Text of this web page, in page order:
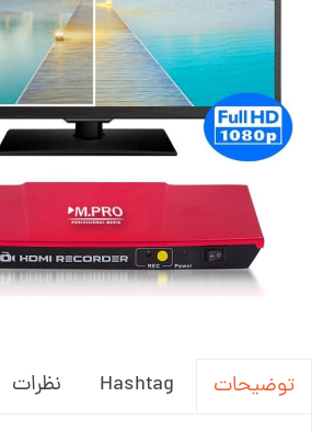
توضیحات Hashtag نظرات